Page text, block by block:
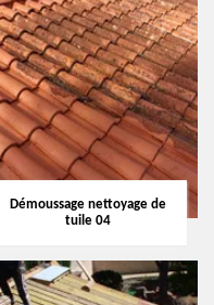
Démoussage nettoyage de
tuile 04